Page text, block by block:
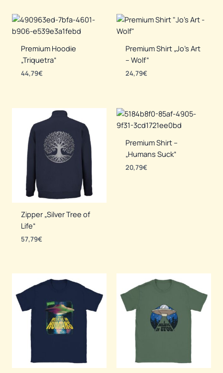
Premium Hoodie
„Triquetra“
44,79€
Premium Shirt „Jo’s Art
– Wolf“
24,79€
Zipper „Silver Tree of
Life“
57,79€
Premium Shirt –
„Humans Suck“
20,79€